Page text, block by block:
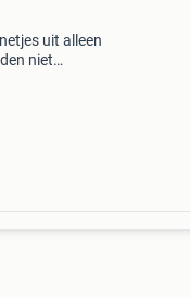
uit alleen
niet